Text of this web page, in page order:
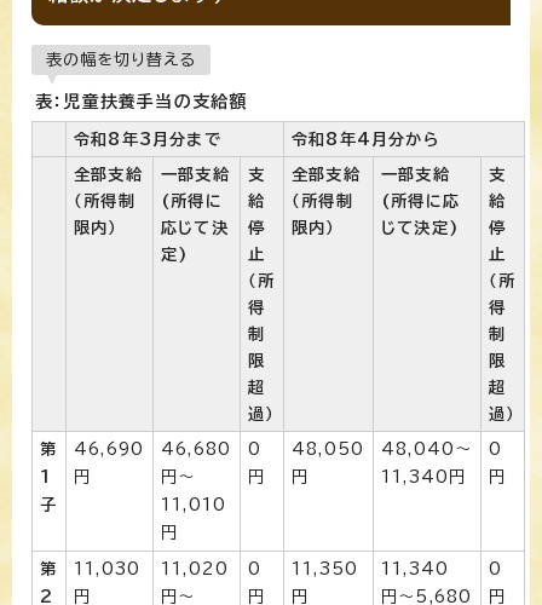
表の幅を切り替える
表：児童扶養手当の支給額
令和8年3月分まで 令和8年4月分から
全部支給
（所得制
限内）
一部支給
(所得に
応じて決
定)
支
給
停
止
（所
得
制
限
超
過）
全部支給
（所得制
限内）
一部支給
(所得に応
じて決定)
支
給
停
止
（所
得
制
限
超
過）
第
1
子
46,690
円
46,680
円〜
11,010
円
0
円
48,050
円
48,040〜
11,340円
0
円
第
2
11,030
円
11,020
円〜
0
円
11,350
円
11,340
円〜5,680
0
円